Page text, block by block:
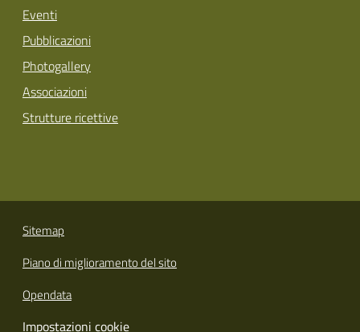
Eventi
Pubblicazioni
Photogallery
Associazioni
Strutture ricettive
Sitemap
Piano di miglioramento del sito
Opendata
Impostazioni cookie